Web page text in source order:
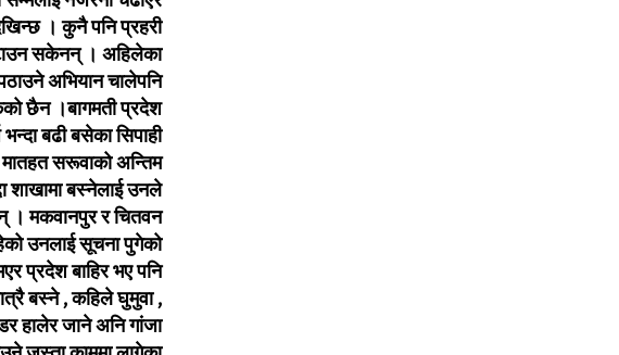
। कुनै पनि प्रहरी
सकेनन् । अहिलेका
अभियान चालेपनि
छैन ।बागमती प्रदेश
बढी बसेका सिपाही
सरूवाको अन्तिम
शाखामा बस्नेलाई उनले
। मकवानपुर र चितवन
उनलाई सूचना पुगेको
प्रदेश बाहिर भए पनि
बस्ने , कहिले घुमुवा ,
हालेर जाने अनि गांजा